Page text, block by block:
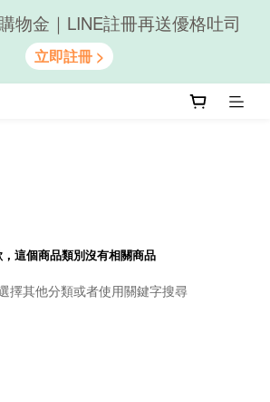
果任選6組$899
物金｜LINE註冊再送優格吐司
，這個商品類別沒有相關商品
擇其他分類或者使用關鍵字搜尋